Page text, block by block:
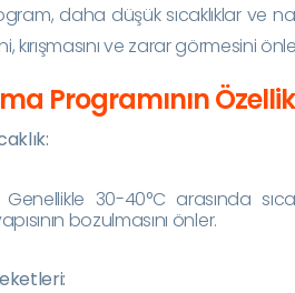
daha düşük sıcaklıklar ve
kırışmasını ve zarar görmesini
Programının
Genellikle 30-40°C arasında
bozulmasını önler.